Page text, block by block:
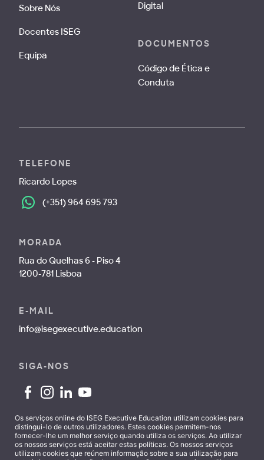
Sobre Nós
Docentes ISEG
Equipa
Digital
DOCUMENTOS
Código de Ética e
Conduta
TELEFONE
Ricardo Lopes
(+351) 964 695 793
MORADA
Rua do Quelhas 6 - Piso 4
1200-781 Lisboa
E-MAIL
info@isegexecutive.education
SIGA-NOS
Contactos
Os serviços online do ISEG Executive Education utilizam cookies para
distingui-lo de outros utilizadores. Estes cookies permitem-nos
fornecer-lhe um melhor serviço quando utiliza os serviços. Ao utilizar
os nossos serviços está aceitar estas políticas. Os nossos serviços
utilizam cookies que reúnem informação sobre a sua utilização para